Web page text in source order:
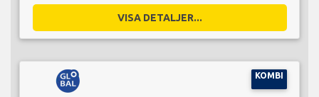
VISA DETALJER...
KOMBI